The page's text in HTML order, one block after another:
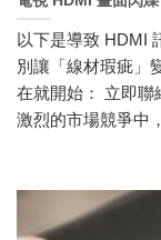
以下是導致 HDMI
別讓「線材瑕疵」
在就開始： 立即聯
激烈的市場競爭中